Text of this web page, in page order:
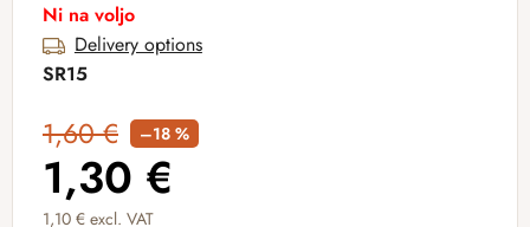
Ni na voljo
Delivery options
SR15
1,60 € –18 %
1,30 €
1,10 € excl. VAT